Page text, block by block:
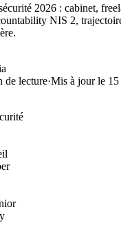
2026 : cabinet,
NIS 2,
de lecture·Mis à jour le